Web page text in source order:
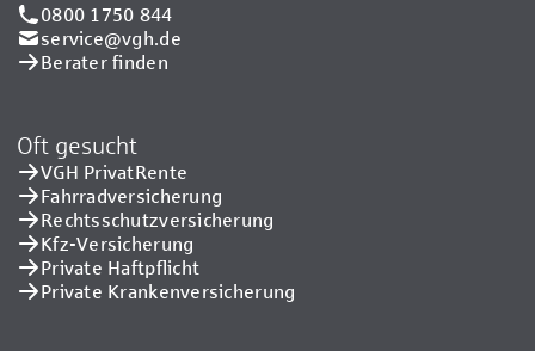
0800 1750 844
service@vgh.de
Berater finden
Oft gesucht
VGH PrivatRente
Fahrradversicherung
Rechtsschutzversicherung
Kfz-Versicherung
Private Haftpflicht
Private Kranken­versicherung